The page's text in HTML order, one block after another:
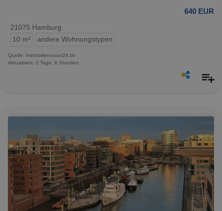
640 EUR
21075 Hamburg
10 m²
andere Wohnungstypen
Quelle: Immobilienscout24.de
Aktualisiert: 2 Tage, 6 Stunden